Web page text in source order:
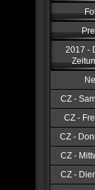
2017 -
CZ -
CZ -
CZ -
CZ -
CZ -